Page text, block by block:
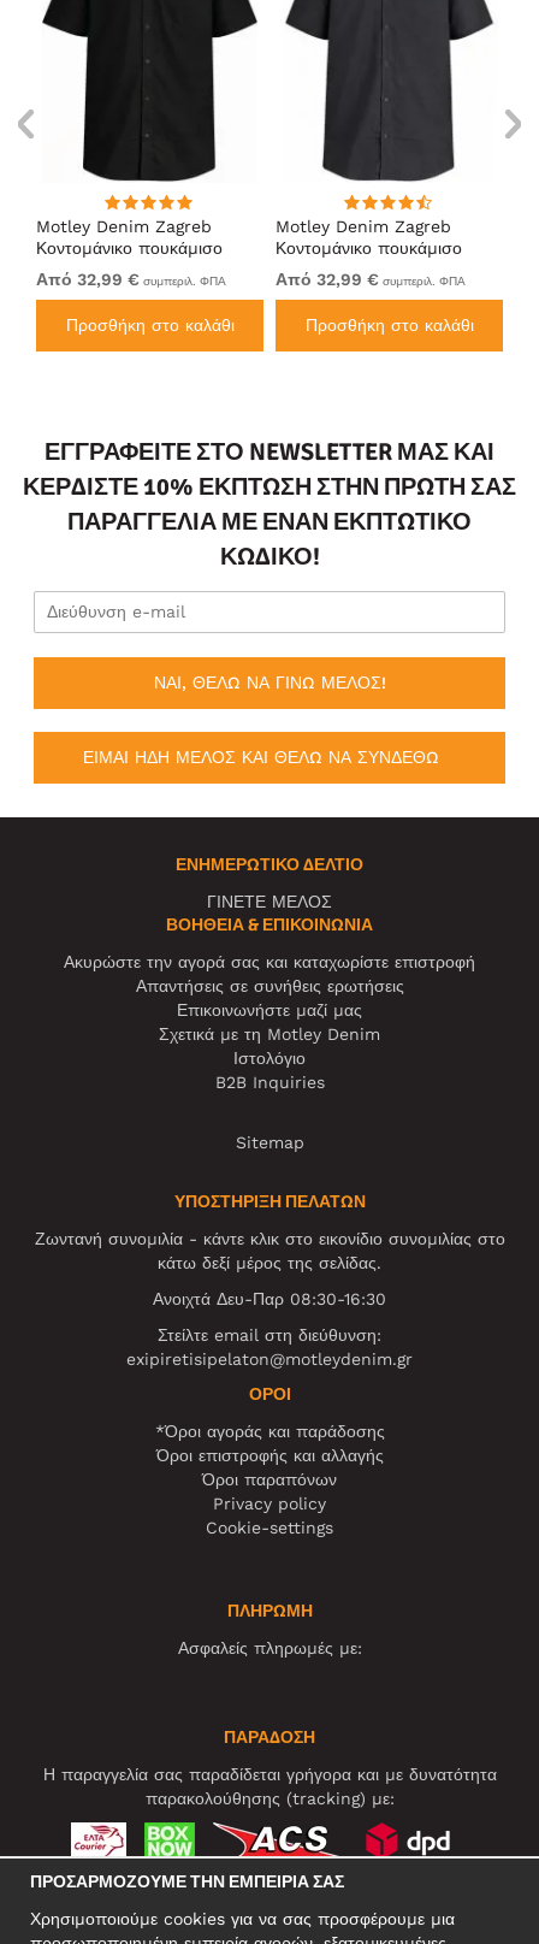
Motley Denim Zagreb
Κοντομάνικο πουκάμισο
Μαύρο
Από 32,99 € συμπεριλ. ΦΠΑ
Προσθήκη στο καλάθι
Motley Denim Zagreb
Κοντομάνικο πουκάμισο
Ανθρακί
Από 32,99 € συμπεριλ. ΦΠΑ
Προσθήκη στο καλάθι
ΕΓΓΡΑΦΕΊΤΕ ΣΤΟ NEWSLETTER ΜΑΣ ΚΑΙ
ΚΕΡΔΊΣΤΕ 10% ΈΚΠΤΩΣΗ ΣΤΗΝ ΠΡΏΤΗ ΣΑΣ
ΠΑΡΑΓΓΕΛΊΑ ΜΕ ΈΝΑΝ ΕΚΠΤΩΤΙΚΌ
ΚΩΔΙΚΌ!
ΝΑΙ, ΘΕΛΩ ΝΑ ΓΙΝΩ ΜΕΛΟΣ!
ΕΙΜΑΙ ΗΔΗ ΜΕΛΟΣ ΚΑΙ ΘΕΛΩ ΝΑ ΣΥΝΔΕΘΩ
ΕΝΗΜΕΡΩΤΙΚΌ ΔΕΛΤΊΟ
ΓΙΝΕΤΕ ΜΕΛΟΣ
ΒΟΉΘΕΙΑ & ΕΠΙΚΟΙΝΩΝΊΑ
Ακυρώστε την αγορά σας και καταχωρίστε επιστροφή
Απαντήσεις σε συνήθεις ερωτήσεις
Επικοινωνήστε μαζί μας
Σχετικά με τη Motley Denim
Ιστολόγιο
B2B Inquiries
Sitemap
ΥΠΟΣΤΗΡΙΞΗ ΠΕΛΑΤΩΝ
Ζωντανή συνομιλία - κάντε κλικ στο εικονίδιο συνομιλίας στο
κάτω δεξί μέρος της σελίδας.
Ανοιχτά Δευ-Παρ 08:30-16:30
Στείλτε email στη διεύθυνση:
exipiretisipelaton@motleydenim.gr
ΌΡΟΙ
*Όροι αγοράς και παράδοσης
Όροι επιστροφής και αλλαγής
Όροι παραπόνων
Privacy policy
Cookie-settings
ΠΛΗΡΩΜΗ
Ασφαλείς πληρωμές με:
ΠΑΡΑΔΟΣΗ
Η παραγγελία σας παραδίδεται γρήγορα και με δυνατότητα
παρακολούθησης (tracking) με:
ΠΡΟΣΑΡΜΌΖΟΥΜΕ ΤΗΝ ΕΜΠΕΙΡΊΑ ΣΑΣ
Χρησιμοποιούμε cookies για να σας προσφέρουμε μια